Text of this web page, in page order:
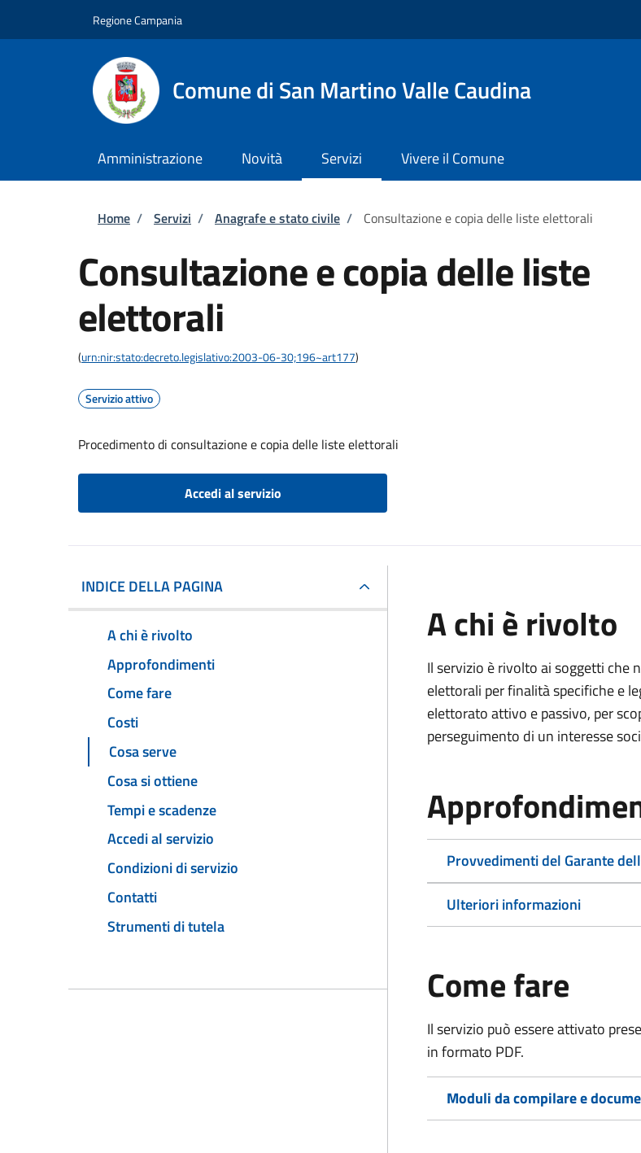
Regione Campania
Comune di San Martino Valle Caudina
Amministrazione Novità Servizi Vivere il Comune
Briciole di pane
Home / Servizi / Anagrafe e stato civile / Consultazione e copia delle liste elettorali
Consultazione e copia delle liste
elettorali
(urn:nir:stato:decreto.legislativo:2003-06-30;196~art177)
Servizio attivo
Procedimento di consultazione e copia delle liste elettorali
Accedi al servizio
INDICE DELLA PAGINA
A chi è rivolto
Approfondimenti
Come fare
Costi
Cosa serve
Cosa si ottiene
Tempi e scadenze
Accedi al servizio
Condizioni di servizio
Contatti
Strumenti di tutela
A chi è rivolto
Il servizio è rivolto ai soggetti che
elettorali per finalità specifiche e
elettorato attivo e passivo, per
perseguimento di un interesse
Provvedimenti del Garante
Ulteriori informazioni
Come fare
Il servizio può essere attivato
in formato PDF.
Moduli da compilare e